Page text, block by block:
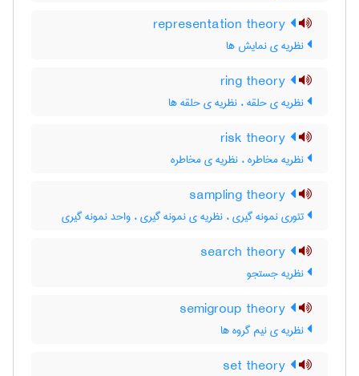
نظریه ی نمایش ها
نظریه ی حلقه ، نظریه ی حلقه ها
نظریه مخاطره ، نظریه ی مخاطره
تئوری نمونه گیری ، نظریه ی نمونه گیری ، واحد نمونه گیری
نظریه جستجو
نظریه ی نیم گروه ها